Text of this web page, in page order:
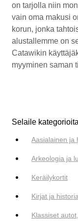
on tarjolla niin
vain oma makusi
korun, jonka
alustallemme on
Catawikin
myyminen saman
Selaile
Aasialainen ja
Arkeologia ja
Keräilykortit
Kirjat ja
Klassiset